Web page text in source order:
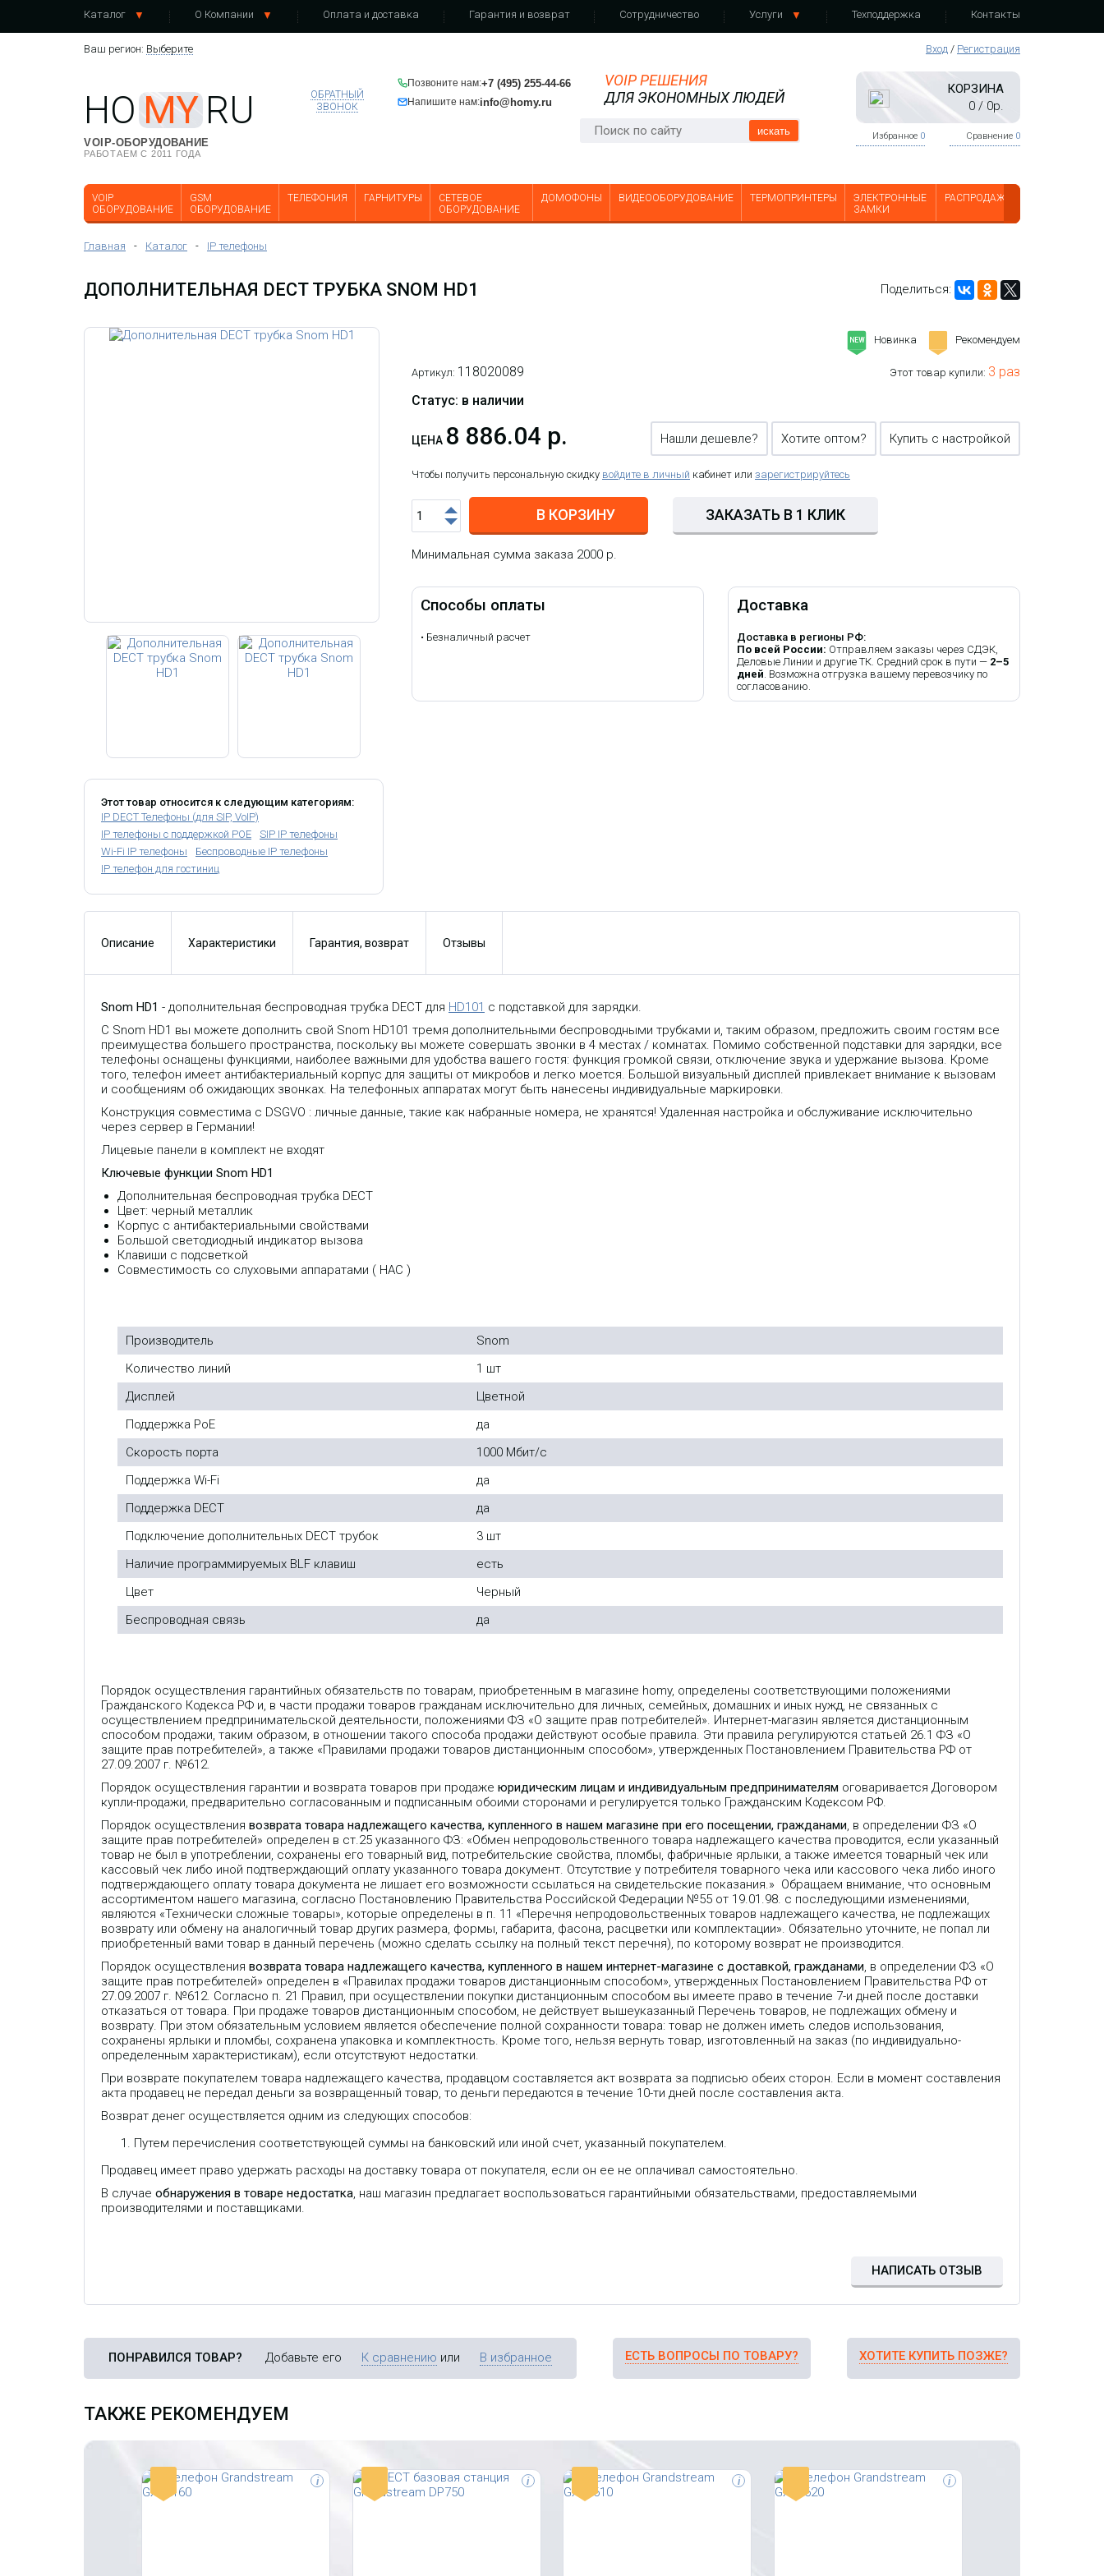
Каталог О Компании Оплата и доставка Гарантия и возврат Сотрудничество Услуги Техподдержка Контакты
Ваш регион: Выберите Вход / Регистрация
HO MY RU
VOIP-ОБОРУДОВАНИЕ
РАБОТАЕМ С 2011 ГОДА
Позвоните нам:+7 (495) 255-44-66
Напишите нам:info@homy.ru
ОБРАТНЫЙ
ЗВОНОК
VOIP РЕШЕНИЯ
ДЛЯ ЭКОНОМНЫХ ЛЮДЕЙ
искать
КОРЗИНА
0/ 0р.
Избранное 0 Сравнение 0
VOIP
ОБОРУДОВАНИЕ
GSM
ОБОРУДОВАНИЕ
ТЕЛЕФОНИЯ ГАРНИТУРЫ
СЕТЕВОЕ
ОБОРУДОВАНИЕ
ДОМОФОНЫ ВИДЕООБОРУДОВАНИЕ ТЕРМОПРИНТЕРЫ
ЭЛЕКТРОННЫЕ
ЗАМКИ
РАСПРОДАЖА
Главная - Каталог - IP телефоны
ДОПОЛНИТЕЛЬНАЯ DECT ТРУБКА SNOM HD1 Поделиться:
Этот товар относится к следующим категориям:
IP DECT Телефоны (для SIP, VoIP)
IP телефоны с поддержкой POE
SIP IP телефоны
Wi-Fi IP телефоны
Беспроводные IP телефоны
IP телефон для гостиниц
NEW Новинка Рекомендуем
Артикул: 118020089
Статус: в наличии
Этот товар купили: 3 раз
ЦЕНА 8 886.04 р. Нашли дешевле? Хотите оптом? Купить с настройкой
Чтобы получить персональную скидку войдите в личный кабинет или зарегистрируйтесь
В КОРЗИНУ ЗАКАЗАТЬ В 1 КЛИК
Минимальная сумма заказа 2000 р.
Способы оплаты
• Безналичный расчет
Доставка
Доставка в регионы РФ:
По всей России: Отправляем заказы через СДЭК,
Деловые Линии и другие ТК. Средний срок в пути — 2–5
дней. Возможна отгрузка вашему перевозчику по
согласованию.
Описание Характеристики Гарантия, возврат Отзывы
Snom HD1 - дополнительная беспроводная трубка DECT для HD101 с подставкой для зарядки.
С Snom HD1 вы можете дополнить свой Snom HD101 тремя дополнительными беспроводными трубками и, таким образом, предложить своим гостям все
преимущества большего пространства, поскольку вы можете совершать звонки в 4 местах / комнатах. Помимо собственной подставки для зарядки, все
телефоны оснащены функциями, наиболее важными для удобства вашего гостя: функция громкой связи, отключение звука и удержание вызова. Кроме
того, телефон имеет антибактериальный корпус для защиты от микробов и легко моется. Большой визуальный дисплей привлекает внимание к вызовам
и сообщениям об ожидающих звонках. На телефонных аппаратах могут быть нанесены индивидуальные маркировки.
Конструкция совместима с DSGVO : личные данные, такие как набранные номера, не хранятся! Удаленная настройка и обслуживание исключительно
через сервер в Германии!
Лицевые панели в комплект не входят
Ключевые функции Snom HD1
Дополнительная беспроводная трубка DECT
Цвет: черный металлик
Корпус с антибактериальными свойствами
Большой светодиодный индикатор вызова
Клавиши с подсветкой
Совместимость со слуховыми аппаратами ( HAC )
Производитель
Snom
Количество линий
1 шт
Дисплей
Цветной
Поддержка PoE
да
Скорость порта
1000 Мбит/с
Поддержка Wi-Fi
да
Поддержка DECT
да
Подключение дополнительных DECT трубок
3 шт
Наличие программируемых BLF клавиш
есть
Цвет
Черный
Беспроводная связь
да
Порядок осуществления гарантийных обязательств по товарам, приобретенным в магазине homy, определены соответствующими положениями
Гражданского Кодекса РФ и, в части продажи товаров гражданам исключительно для личных, семейных, домашних и иных нужд, не связанных с
осуществлением предпринимательской деятельности, положениями ФЗ «О защите прав потребителей». Интернет-магазин является дистанционным
способом продажи, таким образом, в отношении такого способа продажи действуют особые правила. Эти правила регулируются статьей 26.1 ФЗ «О
защите прав потребителей», а также «Правилами продажи товаров дистанционным способом», утвержденных Постановлением Правительства РФ от
27.09.2007 г. №612.
Порядок осуществления гарантии и возврата товаров при продаже юридическим лицам и индивидуальным предпринимателям оговаривается Договором
купли-продажи, предварительно согласованным и подписанным обоими сторонами и регулируется только Гражданским Кодексом РФ.
Порядок осуществления возврата товара надлежащего качества, купленного в нашем магазине при его посещении, гражданами, в определении ФЗ «О
защите прав потребителей» определен в ст.25 указанного ФЗ: «Обмен непродовольственного товара надлежащего качества проводится, если указанный
товар не был в употреблении, сохранены его товарный вид, потребительские свойства, пломбы, фабричные ярлыки, а также имеется товарный чек или
кассовый чек либо иной подтверждающий оплату указанного товара документ. Отсутствие у потребителя товарного чека или кассового чека либо иного
подтверждающего оплату товара документа не лишает его возможности ссылаться на свидетельские показания.» Обращаем внимание, что основным
ассортиментом нашего магазина, согласно Постановлению Правительства Российской Федерации №55 от 19.01.98. с последующими изменениями,
являются «Технически сложные товары», которые определены в п. 11 «Перечня непродовольственных товаров надлежащего качества, не подлежащих
возврату или обмену на аналогичный товар других размера, формы, габарита, фасона, расцветки или комплектации». Обязательно уточните, не попал ли
приобретенный вами товар в данный перечень (можно сделать ссылку на полный текст перечня), по которому возврат не производится.
Порядок осуществления возврата товара надлежащего качества, купленного в нашем интернет-магазине с доставкой, гражданами, в определении ФЗ «О
защите прав потребителей» определен в «Правилах продажи товаров дистанционным способом», утвержденных Постановлением Правительства РФ от
27.09.2007 г. №612. Согласно п. 21 Правил, при осуществлении покупки дистанционным способом вы имеете право в течение 7-и дней после доставки
отказаться от товара. При продаже товаров дистанционным способом, не действует вышеуказанный Перечень товаров, не подлежащих обмену и
возврату. При этом обязательным условием является обеспечение полной сохранности товара: товар не должен иметь следов использования,
сохранены ярлыки и пломбы, сохранена упаковка и комплектность. Кроме того, нельзя вернуть товар, изготовленный на заказ (по индивидуально-
определенным характеристикам), если отсутствуют недостатки.
При возврате покупателем товара надлежащего качества, продавцом составляется акт возврата за подписью обеих сторон. Если в момент составления
акта продавец не передал деньги за возвращенный товар, то деньги передаются в течение 10-ти дней после составления акта.
Возврат денег осуществляется одним из следующих способов:
Путем перечисления соответствующей суммы на банковский или иной счет, указанный покупателем.
Продавец имеет право удержать расходы на доставку товара от покупателя, если он ее не оплачивал самостоятельно.
В случае обнаружения в товаре недостатка, наш магазин предлагает воспользоваться гарантийными обязательствами, предоставляемыми
производителями и поставщиками.
НАПИСАТЬ ОТЗЫВ
ПОНРАВИЛСЯ ТОВАР? Добавьте его К сравнению или В избранное ЕСТЬ ВОПРОСЫ ПО ТОВАРУ? ХОТИТЕ КУПИТЬ ПОЗЖЕ?
ТАКЖЕ РЕКОМЕНДУЕМ
i
GXP2160 - бизнес IP-телефон, до 6-
диагональю 4.3 дюйма, 5
программируемых контекстно-
зависимых клавиш, 24
i
IP DECT базовая станция
до 5 дополнительных трубок
i
Простой в использовании IP-
предприятий или домашних
i
GXP1620 - стандартный IP-
Имеет 2 SIP линии, 3 XML